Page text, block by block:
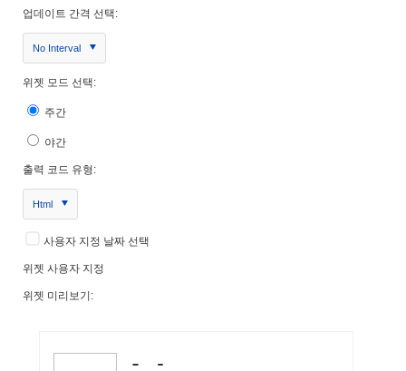
업데이트 간격 선택:
No Interval
위젯 모드 선택:
주간
야간
출력 코드 유형:
Html
사용자 지정 날짜 선택
위젯 사용자 지정
위젯 미리보기: